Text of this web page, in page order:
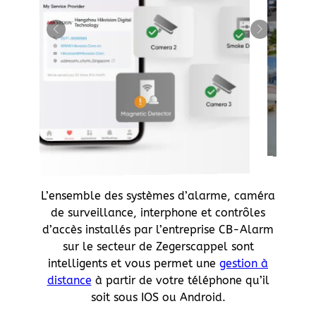
L’ensemble des systèmes d’alarme, caméra
de surveillance, interphone et contrôles
d’accès installés par l’entreprise CB-Alarm
sur le secteur de Zegerscappel sont
intelligents et vous permet une gestion à
distance à partir de votre téléphone qu’il
soit sous IOS ou Android.